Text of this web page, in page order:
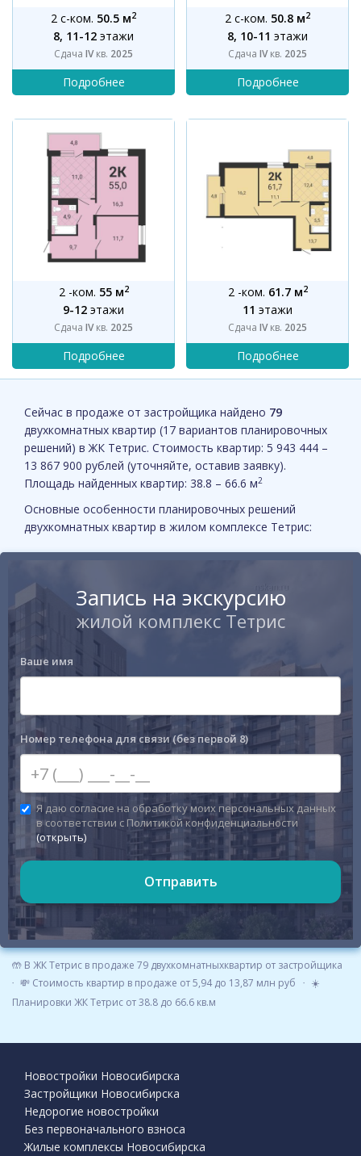
🤲 В ЖК Тетрис в продаже 79 двухкомнатныхквартир от застройщика
💸 Стоимость квартир в продаже от 5,94 до 13,87 млн руб
☀️
Планировки ЖК Тетрис от 38.8 до 66.6 кв.м
Сейчас в продаже от застройщика найдено 79
двухкомнатных квартир (17 вариантов планировочных
решений) в ЖК Тетрис. Стоимость квартир: 5 943 444 –
13 867 900 рублей (уточняйте, оставив заявку).
Площадь найденных квартир: 38.8 – 66.6 м2
Основные особенности планировочных решений
двухкомнатных квартир в жилом комплексе Тетрис:
2 с-ком. 50.5 м2
8, 11-12 этажи
Сдача IVкв. 2025
2 с-ком. 50.8 м2
8, 10-11 этажи
Сдача IVкв. 2025
2 -ком. 55 м2
9-12 этажи
Сдача IVкв. 2025
2 -ком. 61.7 м2
11 этажи
Сдача IVкв. 2025
Запись на экскурсию
жилой комплекс Тетрис
Ваше имя
Номер телефона для связи (без первой 8)
Я даю согласие на обработку моих персональных данных
в соответствии с Политикой конфиденциальности
(открыть)
Отправить
Новостройки Новосибирска
Застройщики Новосибирска
Недорогие новостройки
Без первоначального взноса
Жилые комплексы Новосибирска